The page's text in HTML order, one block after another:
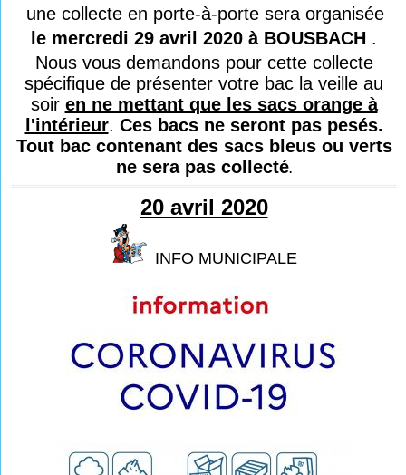
une collecte en porte-à-porte sera organisée
le mercredi 29 avril 2020 à BOUSBACH .
Nous vous demandons pour cette collecte
spécifique de présenter votre bac la veille au
soir en ne mettant que les sacs orange à
l'intérieur. Ces bacs ne seront pas pesés.
Tout bac contenant des sacs bleus ou verts
ne sera pas collecté.
20 avril 2020
INFO MUNICIPALE